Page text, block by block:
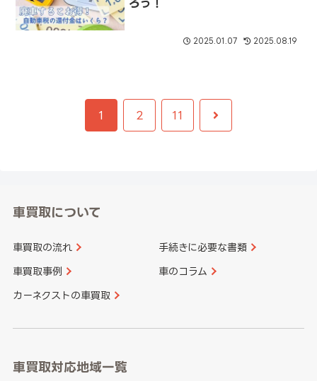
2025.01.07 2025.08.19
1 2 11 次
車買取について
車買取の流れ 手続きに必要な書類
車買取事例 車のコラム
カーネクストの車買取
車買取対応地域一覧